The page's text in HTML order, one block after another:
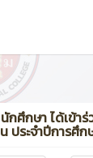
กศึกษา ได้เข้า
ประจำปีการศึก